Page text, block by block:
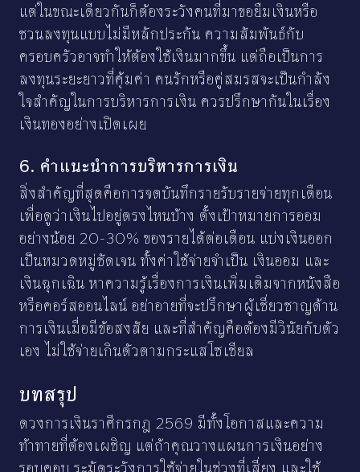
แต่ในขณะเดียวกันก็ต้องระวังคนที่มาขอยืมเงินหรือ
ชวนลงทุนแบบไม่มีหลักประกัน ความสัมพันธ์กับ
ครอบครัวอาจทำให้ต้องใช้เงินมากขึ้น แต่ถือเป็นการ
ลงทุนระยะยาวที่คุ้มค่า คนรักหรือคู่สมรสจะเป็นกำลัง
ใจสำคัญในการบริหารการเงิน ควรปรึกษากันในเรื่อง
เงินทองอย่างเปิดเผย
6. คำแนะนำการบริหารการเงิน
สิ่งสำคัญที่สุดคือการจดบันทึกรายรับรายจ่ายทุกเดือน
เพื่อดูว่าเงินไปอยู่ตรงไหนบ้าง ตั้งเป้าหมายการออม
อย่างน้อย 20-30% ของรายได้ต่อเดือน แบ่งเงินออก
เป็นหมวดหมู่ชัดเจน ทั้งค่าใช้จ่ายจำเป็น เงินออม และ
เงินฉุกเฉิน หาความรู้เรื่องการเงินเพิ่มเติมจากหนังสือ
หรือคอร์สออนไลน์ อย่าอายที่จะปรึกษาผู้เชี่ยวชาญด้าน
การเงินเมื่อมีข้อสงสัย และที่สำคัญคือต้องมีวินัยกับตัว
เอง ไม่ใช้จ่ายเกินตัวตามกระแสโซเชียล
บทสรุป
ดวงการเงินราศีกรกฎ 2569 มีทั้งโอกาสและความ
ท้าทายที่ต้องเผชิญ แต่ถ้าคุณวางแผนการเงินอย่าง